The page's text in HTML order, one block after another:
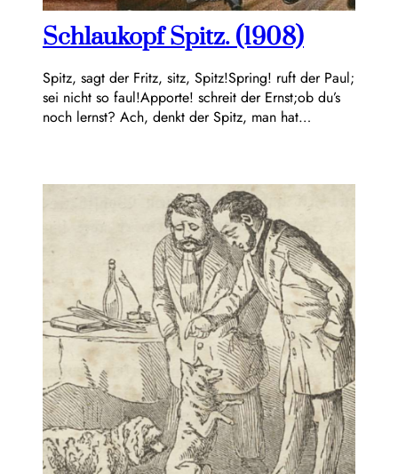
Schlaukopf Spitz. (1908)
Spitz, sagt der Fritz, sitz, Spitz!Spring! ruft der Paul;
sei nicht so faul!Apporte! schreit der Ernst;ob du’s
noch lernst? Ach, denkt der Spitz, man hat…